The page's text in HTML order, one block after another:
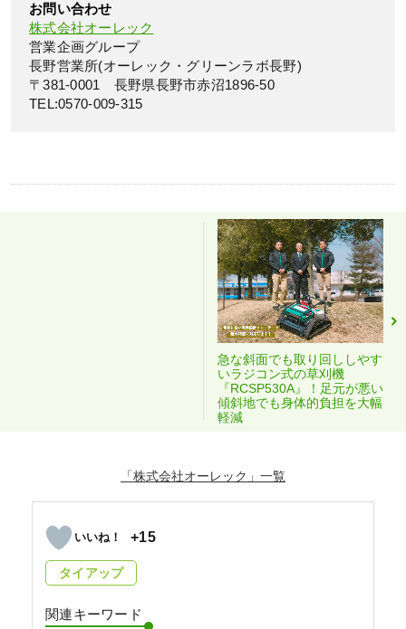
お問い合わせ
株式会社オーレック
営業企画グループ
長野営業所(オーレック・グリーンラボ長野)
〒381-0001 長野県長野市赤沼1896-50
TEL:0570‐009‐315
急な斜面でも取り回ししやす
いラジコン式の草刈機
『RCSP530A』！足元が悪い
傾斜地でも身体的負担を大幅
軽減
「株式会社オーレック」
+15
タイアップ
関連キーワード